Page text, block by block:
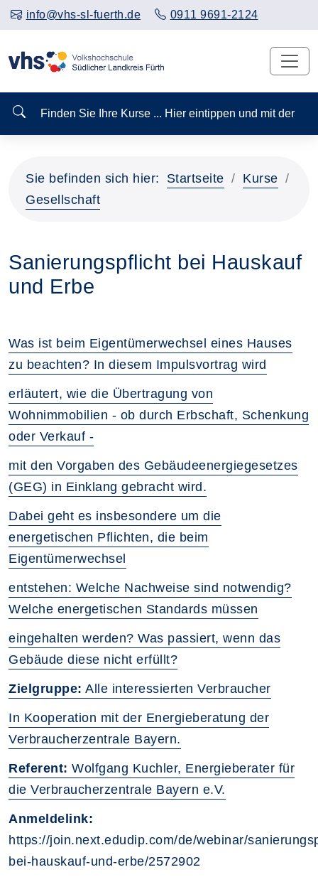
info@vhs-sl-fuerth.de 0911 9691-2124
Finden Sie Ihre Kurse ... Hier eintippen und mit
Sie befinden sich hier: Startseite
Kurse
Gesellschaft
Sanierungspflicht bei Hauskauf
und Erbe
Was ist beim Eigentümerwechsel eines Hauses
zu beachten? In diesem Impulsvortrag wird
erläutert, wie die Übertragung von
Wohnimmobilien - ob durch Erbschaft, Schenkung
oder Verkauf -
mit den Vorgaben des Gebäudeenergiegesetzes
(GEG) in Einklang gebracht wird.
Dabei geht es insbesondere um die
energetischen Pflichten, die beim
Eigentümerwechsel
entstehen: Welche Nachweise sind notwendig?
Welche energetischen Standards müssen
eingehalten werden? Was passiert, wenn das
Gebäude diese nicht erfüllt?
Zielgruppe: Alle interessierten Verbraucher
In Kooperation mit der Energieberatung der
Verbraucherzentrale Bayern.
Referent: Wolfgang Kuchler, Energieberater für
die Verbraucherzentrale Bayern e.V.
Anmeldelink:
https://join.next.edudip.com/de/webinar/
bei-hauskauf-und-erbe/2572902